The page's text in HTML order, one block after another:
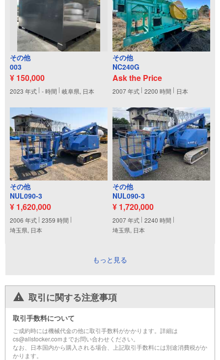
その他
003
¥ 150,000
2023 年式 -時間 岐阜県, 日本
その他
NC240G
Ask the Price
2007年式 2200 時間 日本
その他
NUL090-3
¥ 1,620,000
2006 年式 2359 時間
埼玉県, 日本
その他
NUL090-3
¥ 1,720,000
2007年式 2240 時間
埼玉県, 日本
もっと見る
取引に関する注意事項
取引手数料について
ご成約時には機械代金の他に取引手数料がかかります。詳細は
cs@allstocker.comまでお問い合わせください。
なお、日本国内から購入される場合、上記取引手数料には別途消費税がか
かります。